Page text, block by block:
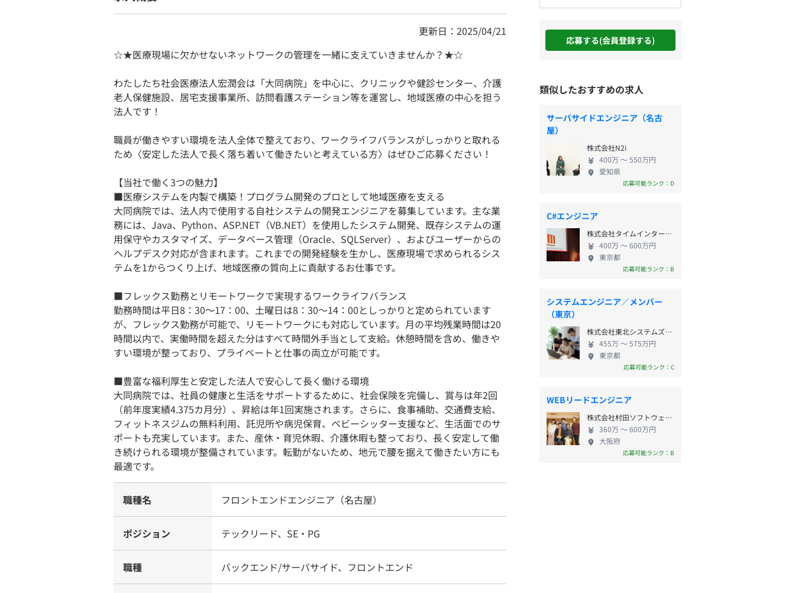
更新日：2025/04/21
☆★医療現場に欠かせないネットワークの管理を一緒に支えていきませんか？★☆
わたしたち社会医療法人宏潤会は「大同病院」を中心に、クリニックや健診センター、介護
老人保健施設、居宅支援事業所、訪問看護ステーション等を運営し、地域医療の中心を担う
法人です！
職員が働きやすい環境を法人全体で整えており、ワークライフバランスがしっかりと取れる
ため〈安定した法人で長く落ち着いて働きたいと考えている方〉はぜひご応募ください！
【当社で働く3つの魅力】
■医療システムを内製で構築！プログラム開発のプロとして地域医療を支える
大同病院では、法人内で使用する自社システムの開発エンジニアを募集しています。主な業
務には、Java、Python、ASP.NET（VB.NET）を使用したシステム開発、既存システムの運
用保守やカスタマイズ、データベース管理（Oracle、SQLServer）、およびユーザーからの
ヘルプデスク対応が含まれます。これまでの開発経験を生かし、医療現場で求められるシス
テムを1からつくり上げ、地域医療の質向上に貢献するお仕事です。
■フレックス勤務とリモートワークで実現するワークライフバランス
勤務時間は平日8：30～17：00、土曜日は8：30～14：00としっかりと定められています
が、フレックス勤務が可能で、リモートワークにも対応しています。月の平均残業時間は20
時間以内で、実働時間を超えた分はすべて時間外手当として支給。休憩時間を含め、働きや
すい環境が整っており、プライベートと仕事の両立が可能です。
■豊富な福利厚生と安定した法人で安心して長く働ける環境
大同病院では、社員の健康と生活をサポートするために、社会保険を完備し、賞与は年2回
（前年度実績4.375カ月分）、昇給は年1回実施されます。さらに、食事補助、交通費支給、
フィットネスジムの無料利用、託児所や病児保育、ベビーシッター支援など、生活面でのサ
ポートも充実しています。また、産休・育児休暇、介護休暇も整っており、長く安定して働
き続けられる環境が整備されています。転勤がないため、地元で腰を据えて働きたい方にも
最適です。
職種名 フロントエンドエンジニア（名古屋）
ポジション テックリード、SE・PG
職種 バックエンド/サーバサイド、フロントエンド
応募する(会員登録する)
類似したおすすめの求人
サーバサイドエンジニア（名古
屋）
株式会社N2i
400万 〜 550万円
愛知県
応募可能ランク：D
C#エンジニア
株式会社タイムインターメディア
400万 〜 600万円
東京都
応募可能ランク：B
システムエンジニア／メンバー
（東京）
株式会社東北システムズ・サポート
455万 〜 575万円
東京都
応募可能ランク：C
WEBリードエンジニア
株式会社村田ソフトウェアサービス
360万 〜 600万円
大阪府
応募可能ランク：B